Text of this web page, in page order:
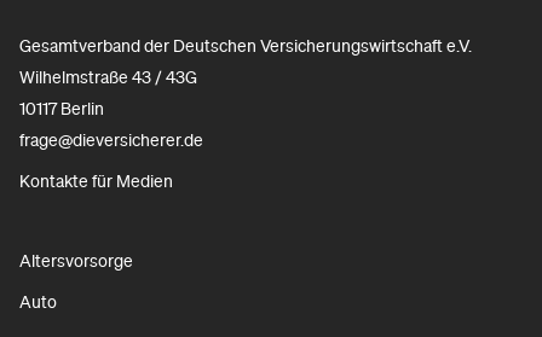
Gesamtverband der Deutschen Versicherungswirtschaft e.V.
Wilhelmstraße 43 / 43G
10117 Berlin
frage@dieversicherer.de
Kontakte für Medien
Altersvorsorge
Auto